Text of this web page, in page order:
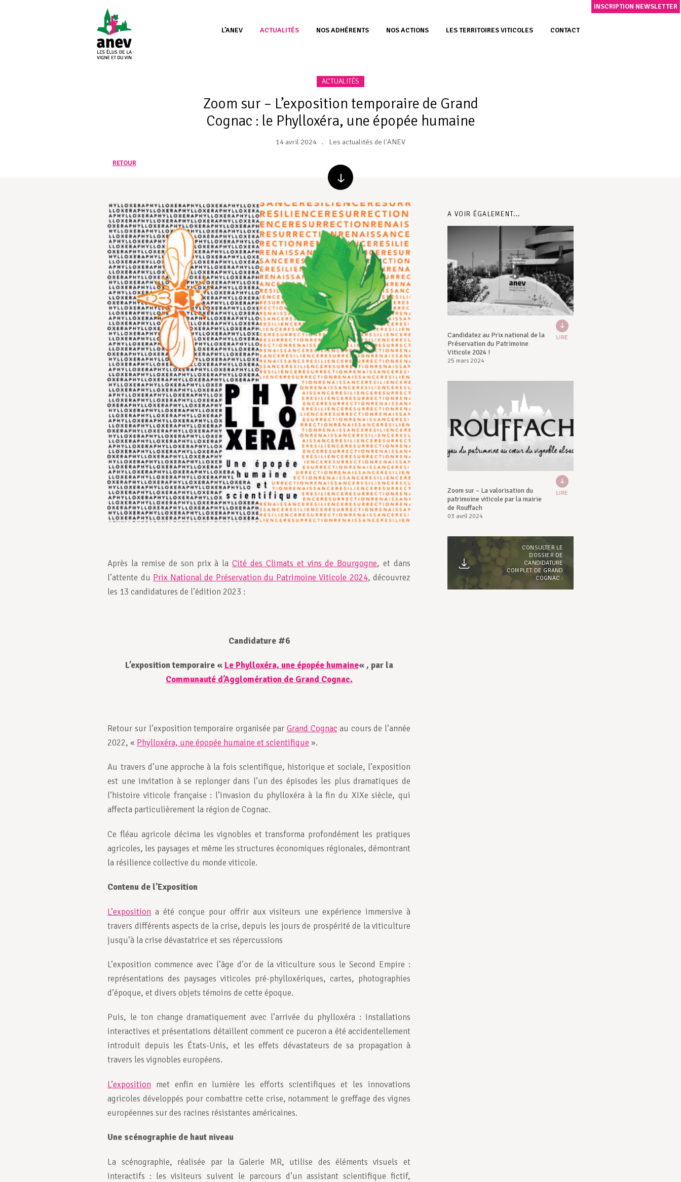
L’ANEV ACTUALITÉS NOS ADHÉRENTS NOS ACTIONS LES TERRITOIRES VITICOLES CONTACT
INSCRIPTION NEWSLETTER
ACTUALITÉS
Zoom sur – L’exposition temporaire de Grand
Cognac : le Phylloxéra, une épopée humaine
14 avril 2024 Les actualités de l'ANEV
RETOUR
Après la remise de son prix à laCité des Climats et vins de Bourgogne, et dans
l’attente du Prix National de Préservation du Patrimoine Viticole 2024, découvrez
les 13 candidatures de l’édition 2023 :
Candidature #6
L’exposition temporaire « Le Phylloxéra, une épopée humaine« , par la
Communauté d’Agglomération de Grand Cognac.
Retour sur l’exposition temporaire organisée par Grand Cognac au cours de l’année
2022, « Phylloxéra, une épopée humaine et scientifique ».
Au travers d’une approche à la fois scientifique, historique et sociale, l’exposition
est une invitation à se replonger dans l’un des épisodes les plus dramatiques de
l’histoire viticole française : l’invasion du phylloxéra à la fin du XIXe siècle, qui
affecta particulièrement la région de Cognac.
Ce fléau agricole décima les vignobles et transforma profondément les pratiques
agricoles, les paysages et même les structures économiques régionales, démontrant
la résilience collective du monde viticole.
Contenu de l’Exposition
L’exposition a été conçue pour offrir aux visiteurs une expérience immersive à
travers différents aspects de la crise, depuis les jours de prospérité de la viticulture
jusqu’à la crise dévastatrice et ses répercussions
L’exposition commence avec l’âge d’or de la viticulture sous le Second Empire :
représentations des paysages viticoles pré-phylloxériques, cartes, photographies
d’époque, et divers objets témoins de cette époque.
Puis, le ton change dramatiquement avec l’arrivée du phylloxéra : installations
interactives et présentations détaillent comment ce puceron a été accidentellement
introduit depuis les États-Unis, et les effets dévastateurs de sa propagation à
travers les vignobles européens.
L’exposition met enfin en lumière les efforts scientifiques et les innovations
agricoles développés pour combattre cette crise, notamment le greffage des vignes
européennes sur des racines résistantes américaines.
Une scénographie de haut niveau
La scénographie, réalisée par la Galerie MR, utilise des éléments visuels et
interactifs : les visiteurs suivent le parcours d’un assistant scientifique fictif,
A VOIR ÉGALEMENT...
Candidatez au Prix national de la
Préservation du Patrimoine
Viticole 2024 !
25 mars 2024
LIRE
Zoom sur – La valorisation du
patrimoine viticole par la mairie
de Rouffach
03 avril 2024
LIRE
CONSULTER LE
DOSSIER DE
CANDIDATURE
COMPLET DE GRAND
COGNAC :